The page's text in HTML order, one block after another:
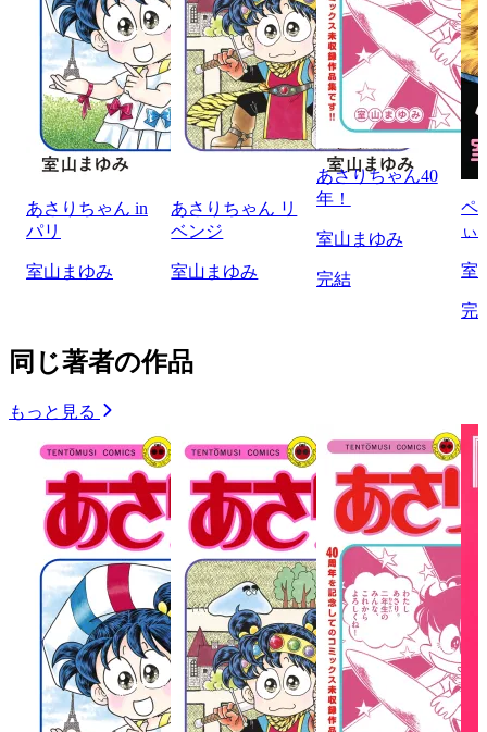
あさりちゃん in
パリ
室山まゆみ
あさりちゃん リ
ベンジ
室山まゆみ
あさりちゃん40
年！
室山まゆみ
完結
ペ
ぃ
室
完
同じ著者の作品
もっと見る